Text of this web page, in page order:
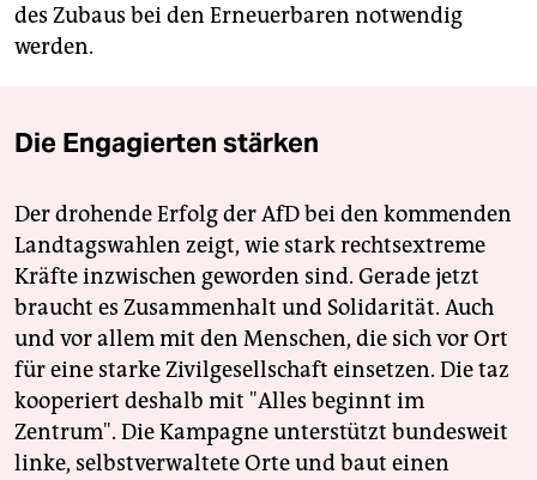
des Zubaus bei den Erneuerbaren notwendig
werden.
Die Engagierten stärken
Der drohende Erfolg der AfD bei den kommenden
Landtagswahlen zeigt, wie stark rechtsextreme
Kräfte inzwischen geworden sind. Gerade jetzt
braucht es Zusammenhalt und Solidarität. Auch
und vor allem mit den Menschen, die sich vor Ort
für eine starke Zivilgesellschaft einsetzen. Die taz
kooperiert deshalb mit "Alles beginnt im
Zentrum". Die Kampagne unterstützt bundesweit
linke, selbstverwaltete Orte und baut einen